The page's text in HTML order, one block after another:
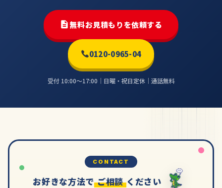
無料お見積もりを依頼する
0120-0965-04
受付 10:00〜17:00｜日曜・祝日定休｜通話無料
CONTACT
お好きな方法で ご相談 ください